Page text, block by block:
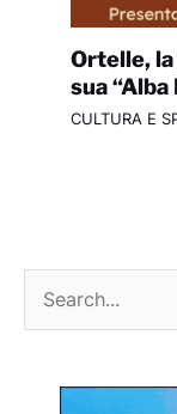
Ortelle,
sua
CULTURA E